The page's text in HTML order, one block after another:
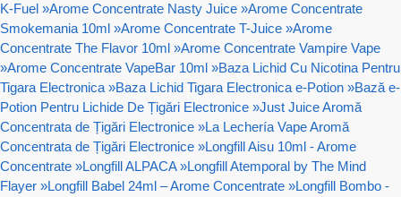
K-Fuel »Arome Concentrate Nasty Juice »Arome Concentrate
Smokemania 10ml »Arome Concentrate T-Juice »Arome
Concentrate The Flavor 10ml »Arome Concentrate Vampire Vape
»Arome Concentrate VapeBar 10ml »Baza Lichid Cu Nicotina Pentru
Tigara Electronica »Baza Lichid Tigara Electronica e-Potion »Bază e-
Potion Pentru Lichide De Țigări Electronice »Just Juice Aromă
Concentrata de Țigări Electronice »La Lechería Vape Aromă
Concentrata de Țigări Electronice »Longfill Aisu 10ml - Arome
Concentrate »Longfill ALPACA »Longfill Atemporal by The Mind
Flayer »Longfill Babel 24ml – Arome Concentrate »Longfill Bombo -